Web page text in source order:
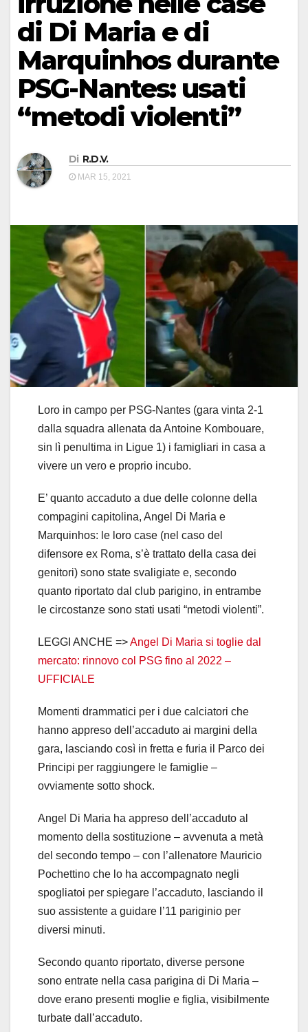
di Di Maria e di
Marquinhos durante
PSG-Nantes: usati
“metodi violenti”
Di R.D.V.
MAR 15, 2021
Loro in campo per PSG-Nantes (gara vinta 2-1
dalla squadra allenata da Antoine Kombouare,
sin lì penultima in Ligue 1) i famigliari in casa a
vivere un vero e proprio incubo.
E’ quanto accaduto a due delle colonne della
compagini capitolina, Angel Di Maria e
Marquinhos: le loro case (nel caso del
difensore ex Roma, s’è trattato della casa dei
genitori) sono state svaligiate e, secondo
quanto riportato dal club parigino, in entrambe
le circostanze sono stati usati “metodi violenti”.
LEGGI ANCHE =>Angel Di Maria si toglie dal
mercato: rinnovo col PSG fino al 2022 –
UFFICIALE
Momenti drammatici per i due calciatori che
hanno appreso dell’accaduto ai margini della
gara, lasciando così in fretta e furia il Parco dei
Principi per raggiungere le famiglie –
ovviamente sotto shock.
Angel Di Maria ha appreso dell’accaduto al
momento della sostituzione – avvenuta a metà
del secondo tempo – con l’allenatore Mauricio
Pochettino che lo ha accompagnato negli
spogliatoi per spiegare l’accaduto, lasciando il
suo assistente a guidare l’11 pariginio per
diversi minuti.
Secondo quanto riportato, diverse persone
sono entrate nella casa parigina di Di Maria –
dove erano presenti moglie e figlia, visibilmente
turbate dall’accaduto.